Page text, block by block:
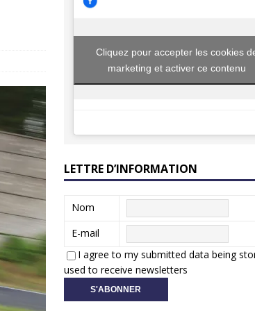
Cliquez pour accepter les cookies
marketing et activer ce contenu
LETTRE D’INFORMATION
Nom
E-mail
I agree to my submitted data being
used to receive newsletters